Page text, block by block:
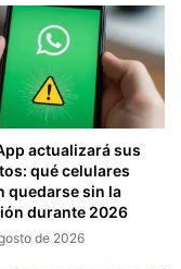
actualizará sus
qué celulares
quedarse sin la
durante 2026
de 2026